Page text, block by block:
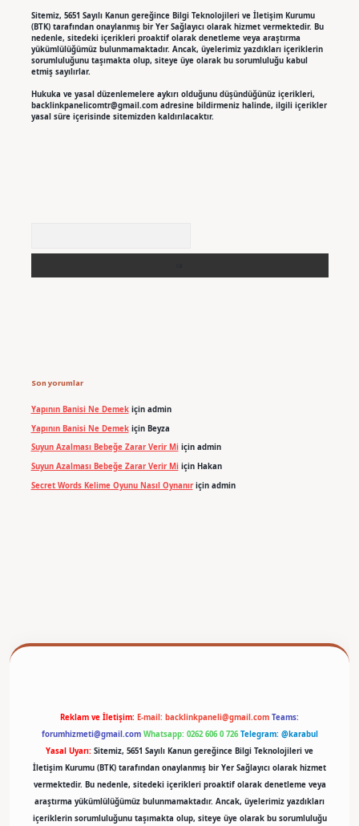
Sitemiz, 5651 Sayılı Kanun gereğince Bilgi Teknolojileri ve İletişim Kurumu
(BTK) tarafından onaylanmış bir Yer Sağlayıcı olarak hizmet vermektedir. Bu
nedenle, sitedeki içerikleri proaktif olarak denetleme veya araştırma
yükümlülüğümüz bulunmamaktadır. Ancak, üyelerimiz yazdıkları içeriklerin
sorumluluğunu taşımakta olup, siteye üye olarak bu sorumluluğu kabul
etmiş sayılırlar.
Hukuka ve yasal düzenlemelere aykırı olduğunu düşündüğünüz içerikleri,
backlinkpanelicomtr@gmail.comadresine bildirmeniz halinde, ilgili içerikler
yasal süre içerisinde sitemizden kaldırılacaktır.
Son yorumlar
Yapının Banisi Ne Demekiçin admin
Yapının Banisi Ne Demekiçin Beyza
Suyun Azalması Bebeğe Zarar Verir Miiçin admin
Suyun Azalması Bebeğe Zarar Verir Miiçin Hakan
Secret Words Kelime Oyunu Nasıl Oynanıriçin admin
Reklam ve İletişim: E-mail: backlinkpaneli@gmail.com Teams:
forumhizmeti@gmail.com Whatsapp: 0262 606 0 726 Telegram: @karabul
Yasal Uyarı: Sitemiz, 5651 Sayılı Kanun gereğince Bilgi Teknolojileri ve
İletişim Kurumu (BTK) tarafından onaylanmış bir Yer Sağlayıcı olarak hizmet
vermektedir. Bu nedenle, sitedeki içerikleri proaktif olarak denetleme veya
araştırma yükümlülüğümüz bulunmamaktadır. Ancak, üyelerimiz yazdıkları
içeriklerin sorumluluğunu taşımakta olup, siteye üye olarak bu sorumluluğu